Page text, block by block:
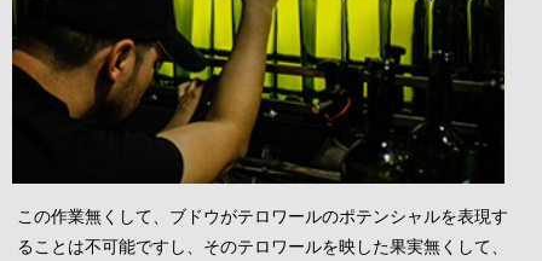
この作業無くして、ブドウがテロワールのポテンシャルを表現す
ることは不可能ですし、そのテロワールを映した果実無くして、